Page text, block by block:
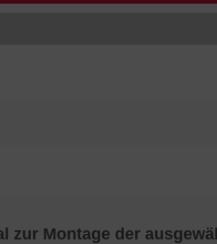
zur Montage der